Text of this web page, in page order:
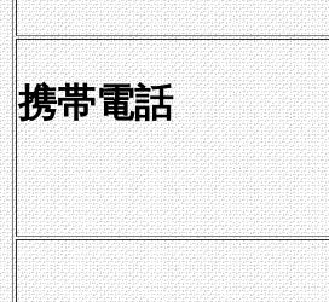
携帯電話